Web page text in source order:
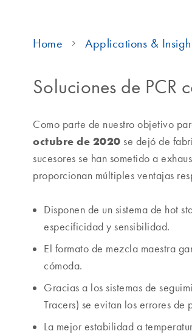
Home Applications &
Soluciones de PCR
Como parte de nuestro objetivo
octubre de 2020 se dejó de
sucesores se han sometido a
proporcionan múltiples ventajas
Disponen de un sistema de hot
especificidad y sensibilidad.
El formato de mezcla maestra
cómoda.
Gracias a los sistemas de
Tracers) se evitan los errores
La mejor estabilidad a